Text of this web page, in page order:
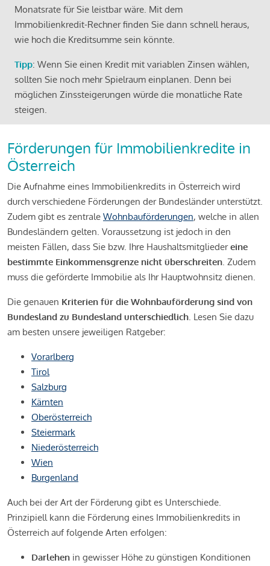
Monatsrate für Sie leistbar wäre. Mit dem
Immobilienkredit-Rechner finden Sie dann schnell heraus,
wie hoch die Kreditsumme sein könnte.
Tipp: Wenn Sie einen Kredit mit variablen Zinsen wählen,
sollten Sie noch mehr Spielraum einplanen. Denn bei
möglichen Zinssteigerungen würde die monatliche Rate
steigen.
Förderungen für Immobilienkredite in
Österreich
Die Aufnahme eines Immobilienkredits in Österreich wird
durch verschiedene Förderungen der Bundesländer unterstützt.
Zudem gibt es zentrale Wohnbauförderungen, welche in allen
Bundesländern gelten. Voraussetzung ist jedoch in den
meisten Fällen, dass Sie bzw. Ihre Haushaltsmitgliedereine
bestimmte Einkommensgrenze nicht überschreiten. Zudem
muss die geförderte Immobilie als Ihr Hauptwohnsitz dienen.
Die genauen Kriterien für die Wohnbauförderung sind von
Bundesland zu Bundesland unterschiedlich. Lesen Sie dazu
am besten unsere jeweiligen Ratgeber:
Vorarlberg
Tirol
Salzburg
Kärnten
Oberösterreich
Steiermark
Niederösterreich
Wien
Burgenland
Auch bei der Art der Förderung gibt es Unterschiede.
Prinzipiell kann die Förderung eines Immobilienkredits in
Österreich auf folgende Arten erfolgen:
Darlehen in gewisser Höhe zu günstigen Konditionen